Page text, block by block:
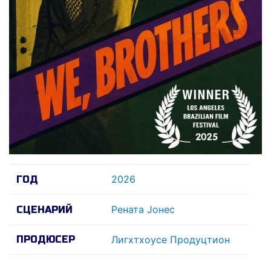
ГОД 2026
СЦЕНАРИЙ Рената Jонес
ПРОДЮСЕР Лигхтхоусе Продуцтион